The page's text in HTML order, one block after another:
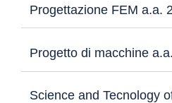
Progettazione FEM a.a.
Progetto di macchine
Science and Tecnology